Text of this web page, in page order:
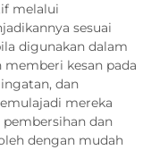
melalui
sesuai
digunakan dalam
kesan pada
dan
mereka
dan
dengan mudah